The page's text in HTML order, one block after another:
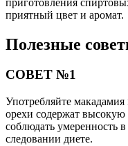
приятный цвет и аромат.
Полезные
СОВЕТ №1
Употребляйте макадамия
орехи содержат высокую
соблюдать умеренность
следовании диете.